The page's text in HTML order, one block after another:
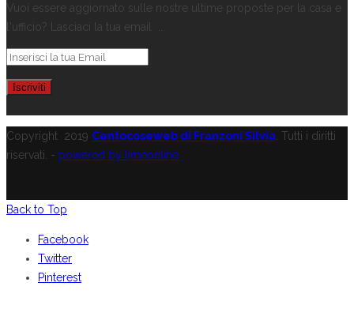
Vuoi essere aggiornato sulle nostre ultime proposte per la casa e
l'ufficio? Lasciaci la tua email ...
Copyright 2019 Centocoseweb di Franzoni Silvia. Tutti i diritti
riservati. - powered by limeonline
Back to Top
Facebook
Twitter
Pinterest